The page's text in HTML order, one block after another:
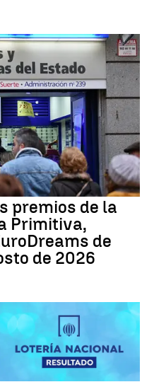
premios de la
Primitiva,
de
de 2026